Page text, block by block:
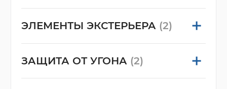
ЭЛЕМЕНТЫ ЭКСТЕРЬЕРА (2)
ЗАЩИТА ОТ УГОНА (2)